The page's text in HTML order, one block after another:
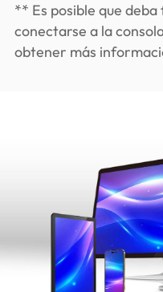
** Es posible que
conectarse a la
obtener más